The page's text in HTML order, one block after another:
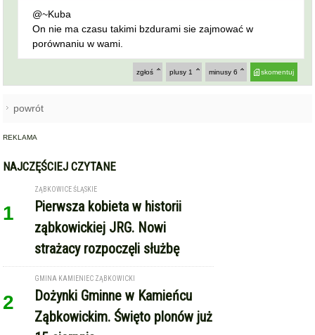
REKLAMA
NAJCZĘŚCIEJ CZYTANE
1
ZĄBKOWICE ŚLĄSKIE
Pierwsza kobieta w historii
strażacy rozpoczęli służbę
GMINA KAMIENIEC ZĄBKOWICKI
Dożynki Gminne w Kamieńcu
Ząbkowickim. Święto plonów już
15 sierpnia
Pożar poddasza domu w
Starczowie [foto]
TARNÓW (GM. ZĄBKOWICE ŚLĄSKIE)